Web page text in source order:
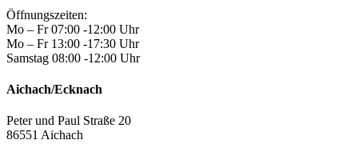
Öffnungszeiten:
Mo – Fr 07:00 -12:00 Uhr
Mo – Fr 13:00 -17:30 Uhr
Samstag 08:00 -12:00 Uhr
Aichach/Ecknach
Peter und Paul Straße 20
86551 Aichach